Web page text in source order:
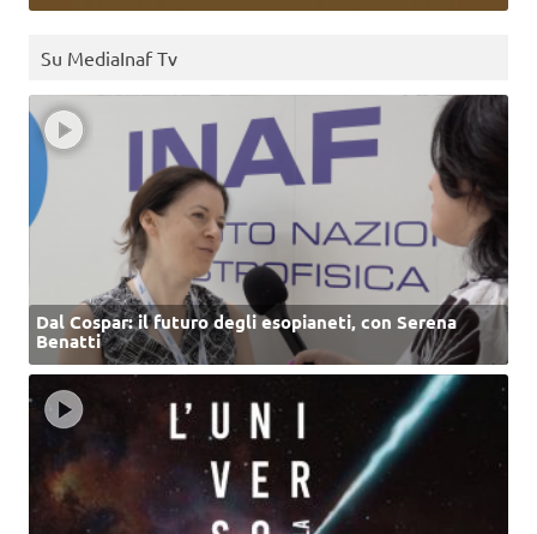
Su MediaInaf Tv
Dal Cospar: il futuro degli esopianeti, con Serena
Benatti